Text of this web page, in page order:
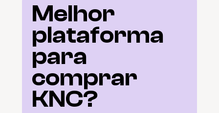
Melhor
plataforma
para
comprar
KNC?